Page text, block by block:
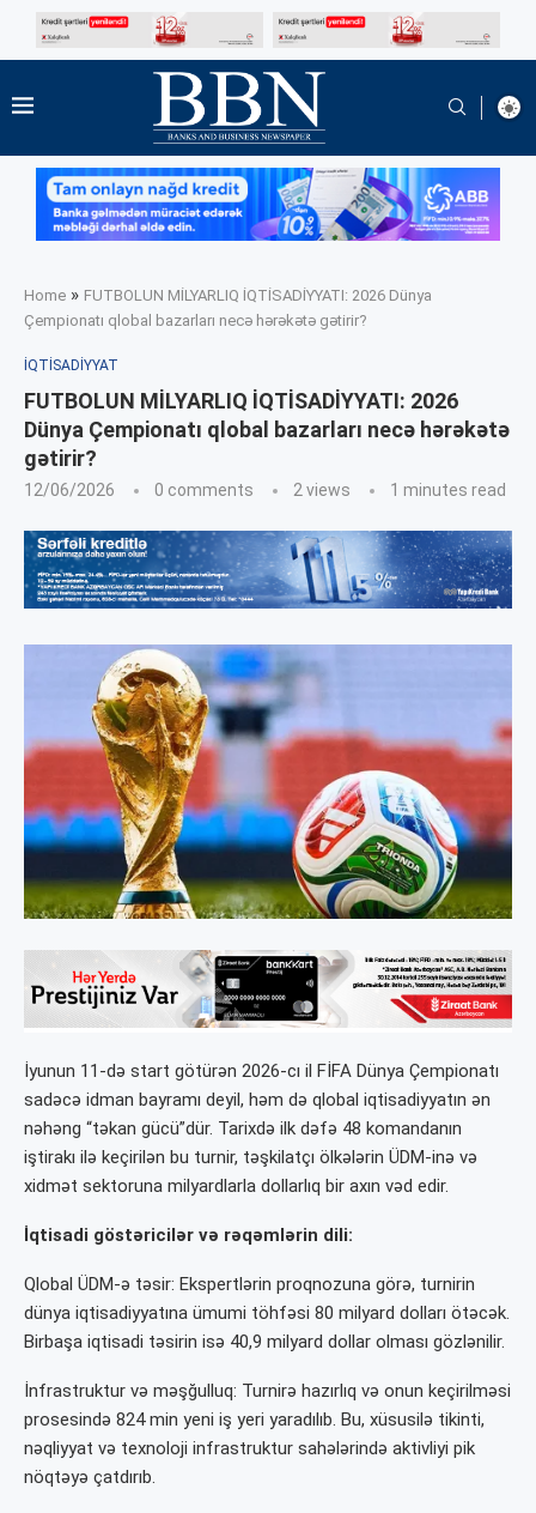
Home » FUTBOLUN MİLYARLIQ İQTİSADİYYATI: 2026 Dünya
Çempionatı qlobal bazarları necə hərəkətə gətirir?
İQTISADIYYAT
FUTBOLUN MİLYARLIQ İQTİSADİYYATI: 2026
Dünya Çempionatı qlobal bazarları necə hərəkətə
gətirir?
12/06/2026 0 comments 2views 1 minutes read
İyunun 11-də start götürən 2026-cı il FİFA Dünya Çempionatı
sadəcə idman bayramı deyil, həm də qlobal iqtisadiyyatın ən
nəhəng “təkan gücü”dür. Tarixdə ilk dəfə 48 komandanın
iştirakı ilə keçirilən bu turnir, təşkilatçı ölkələrin ÜDM-inə və
xidmət sektoruna milyardlarla dollarlıq bir axın vəd edir.
İqtisadi göstəricilər və rəqəmlərin dili:
Qlobal ÜDM-ə təsir: Ekspertlərin proqnozuna görə, turnirin
dünya iqtisadiyyatına ümumi töhfəsi 80 milyard dolları ötəcək.
Birbaşa iqtisadi təsirin isə 40,9 milyard dollar olması gözlənilir.
İnfrastruktur və məşğulluq: Turnirə hazırlıq və onun keçirilməsi
prosesində 824 min yeni iş yeri yaradılıb. Bu, xüsusilə tikinti,
nəqliyyat və texnoloji infrastruktur sahələrində aktivliyi pik
nöqtəyə çatdırıb.